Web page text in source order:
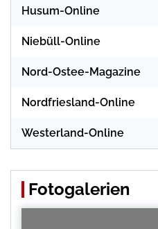
Husum-Online
Niebüll-Online
Nord-Ostee-Magazine
Nordfriesland-Online
Westerland-Online
Fotogalerien